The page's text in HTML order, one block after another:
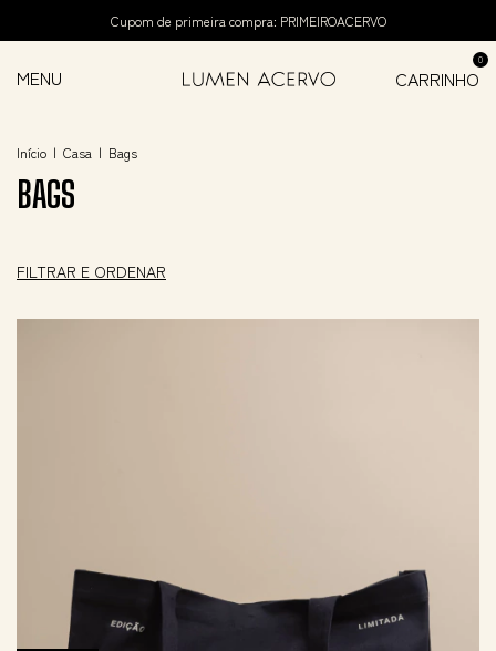
Cupom de primeira compra: PRIMEIROACERVO
MENU CARRINHO
0
Início | Casa | Bags
BAGS
FILTRAR E ORDENAR